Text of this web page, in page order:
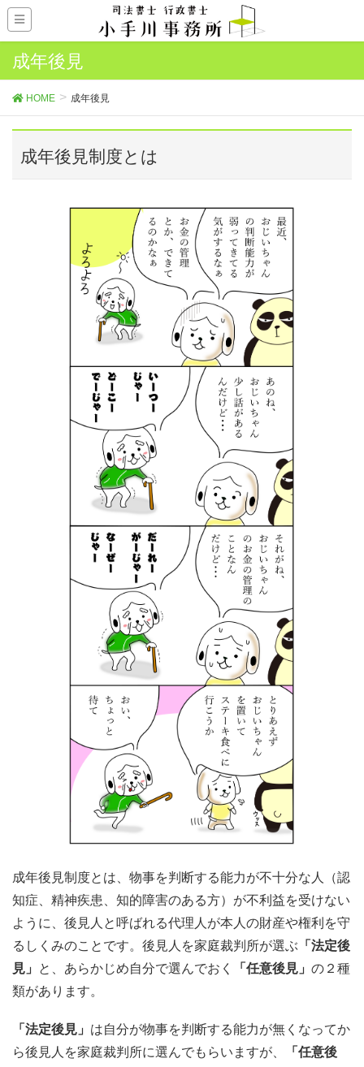
成年後見
HOME 成年後見
成年後見制度とは
成年後見制度とは、物事を判断する能力が不十分な人（認
知症、精神疾患、知的障害のある方）が不利益を受けない
ように、後見人と呼ばれる代理人が本人の財産や権利を守
るしくみのことです。後見人を家庭裁判所が選ぶ 「法定後
見」
と、あらかじめ自分で選んでおく 「任意後見」 の２種
類があります。
「法定後見」 は自分が物事を判断する能力が無くなってか
ら後見人を家庭裁判所に選んでもらいますが、
「任意後